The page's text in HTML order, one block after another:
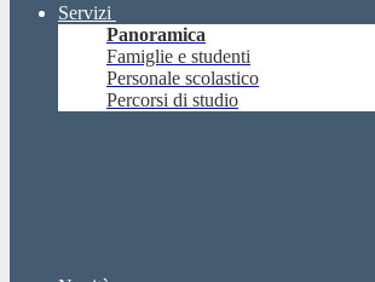
Servizi
Panoramica
Famiglie e studenti
Personale scolastico
Percorsi di studio